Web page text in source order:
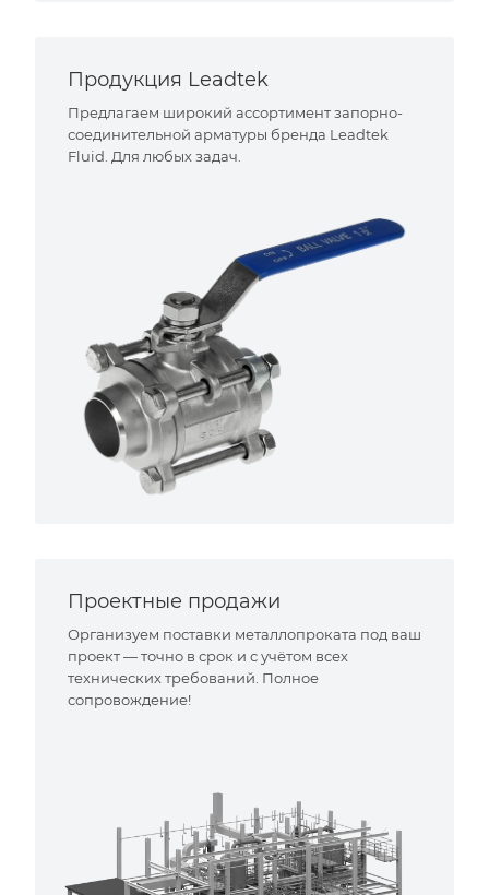
Продукция Leadtek
Предлагаем широкий ассортимент запорно-
соединительной арматуры бренда Leadtek
Fluid. Для любых задач.
Проектные продажи
Организуем поставки металлопроката под ваш
проект — точно в срок и с учётом всех
технических требований. Полное
сопровождение!